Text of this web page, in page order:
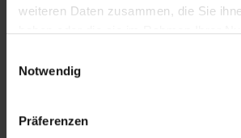
weiteren Daten zusammen, die Sie
haben oder die sie im Rahmen Ihrer
Notwendig
Präferenzen